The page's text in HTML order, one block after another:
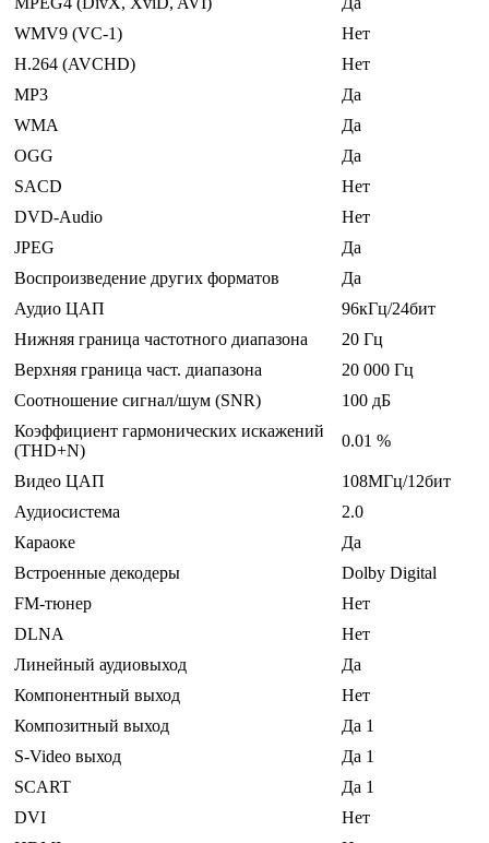
WMV9 (VC-1)
Нет
H.264 (AVCHD)
Нет
MP3
Да
WMA
Да
OGG
Да
SACD
Нет
DVD-Audio
Нет
JPEG
Да
Воспроизведение других форматов
Да
Аудио ЦАП
96кГц/24бит
Нижняя граница частотного диапазона
20 Гц
Верхняя граница част. диапазона
20 000 Гц
Соотношение сигнал/шум (SNR)
100 дБ
Коэффициент гармонических искажений
(THD+N)
0.01 %
Видео ЦАП
108МГц/12бит
Аудиосистема
2.0
Караоке
Да
Встроенные декодеры
Dolby Digital
FM-тюнер
Нет
DLNA
Нет
Линейный аудиовыход
Да
Компонентный выход
Нет
Композитный выход
Да 1
S-Video выход
Да 1
SCART
Да 1
DVI
Нет